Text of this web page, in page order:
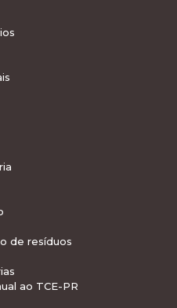
de resíduos
ao TCE-PR